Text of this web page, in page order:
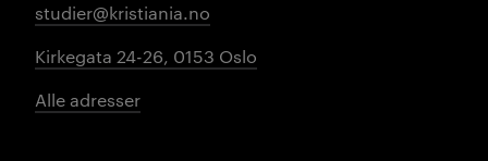
studier@kristiania.no
Kirkegata 24-26, 0153 Oslo
Alle adresser